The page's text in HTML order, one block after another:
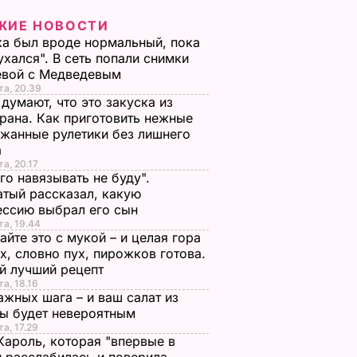
НОВОСТИ
был вроде нормальный, пока
В сеть попали снимки
с Медведевым
20.39
думают, что это закуска из
Как приготовить нежные
рулетики без лишнего
20.17
навязывать не буду".
рассказал, какую
выбрал его сын
19.44
это с мукой – и целая гора
словно пух, пирожков готова.
лучший рецепт
18.16
шага – и ваш салат из
будет невероятным
17.29
которая "впервые в